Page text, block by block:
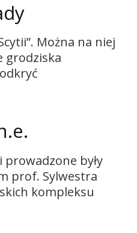
Można na niej
grodziska
były
prof. Sylwestra
kompleksu